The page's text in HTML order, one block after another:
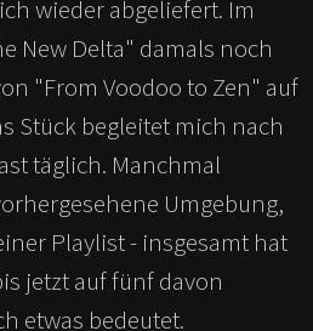
wieder abgeliefert. Im
New Delta" damals noch
"From Voodoo to Zen" auf
Stück begleitet mich nach
täglich. Manchmal
Umgebung,
Playlist - insgesamt hat
jetzt auf fünf davon
etwas bedeutet.